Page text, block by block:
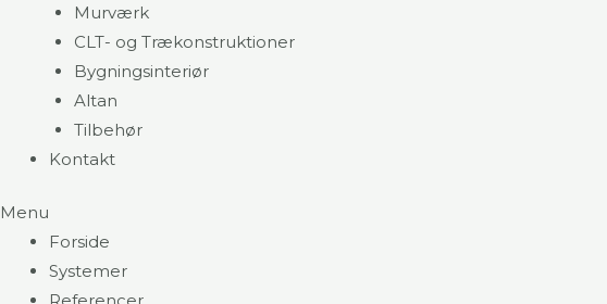
Murværk
CLT- og Trækonstruktioner
Bygningsinteriør
Altan
Tilbehør
Kontakt
Menu
Forside
Systemer